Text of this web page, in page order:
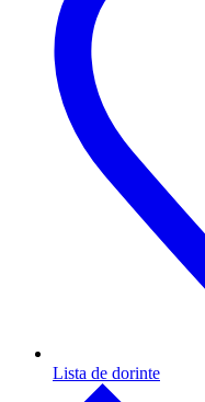
Lista de dorinte